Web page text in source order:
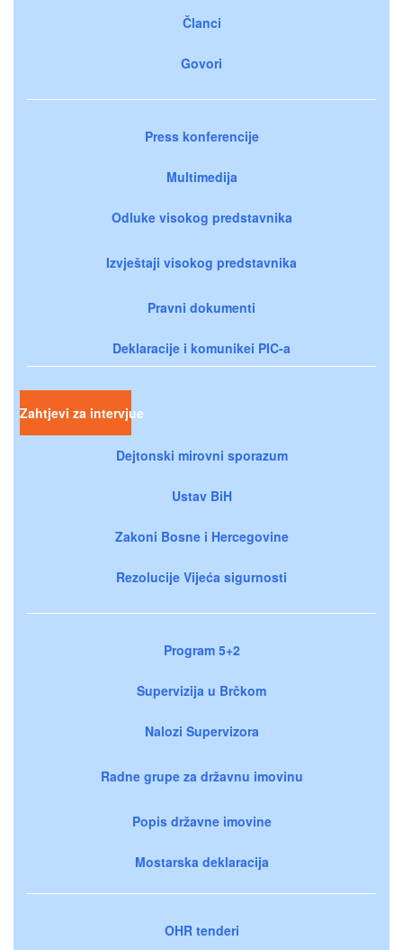
Članci
Govori
Press konferencije
Multimedija
Odluke visokog predstavnika
Izvještaji visokog predstavnika
Pravni dokumenti
Deklaracije i komunikei PIC-a
Zahtjevi za intervjue
Dejtonski mirovni sporazum
Ustav BiH
Zakoni Bosne i Hercegovine
Rezolucije Vijeća sigurnosti
Program 5+2
Supervizija u Brčkom
Nalozi Supervizora
Radne grupe za državnu imovinu
Popis državne imovine
Mostarska deklaracija
OHR tenderi